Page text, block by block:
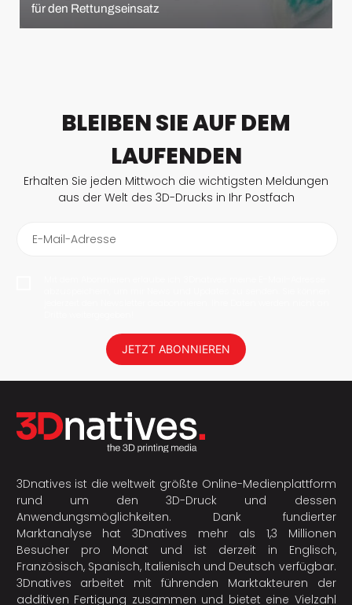
für den Rettungseinsatz
BLEIBEN SIE AUF DEM
LAUFENDEN
Erhalten Sie jeden Mittwoch die wichtigsten Meldungen
aus der Welt des 3D-Drucks in Ihr Postfach
E-Mail-Adresse
JETZT ABONNIEREN
3Dnatives ist die weltweit größte Online-Medienplattform
rund um den 3D-Druck und dessen
Anwendungsmöglichkeiten. Dank fundierter
Marktanalyse hat 3Dnatives mehr als 1,3 Millionen
Besucher pro Monat und ist derzeit in Englisch,
Französisch, Spanisch, Italienisch und Deutsch verfügbar.
3Dnatives arbeitet mit führenden Marktakteuren der
additiven Fertigung zusammen und bietet eine Vielzahl